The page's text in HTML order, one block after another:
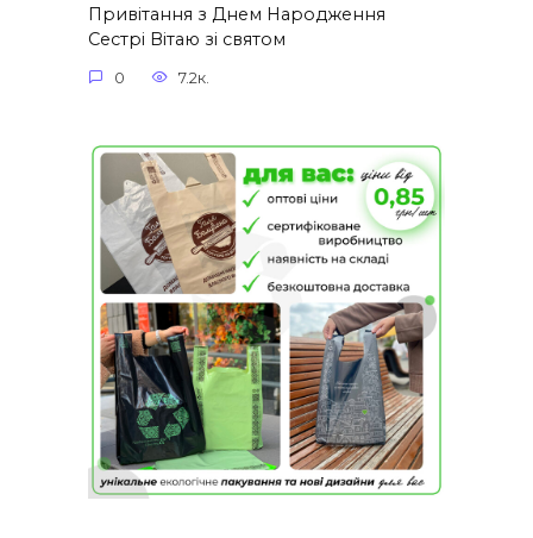
Привітання з Днем Народження
Сестрі Вітаю зі святом
0 7.2к.